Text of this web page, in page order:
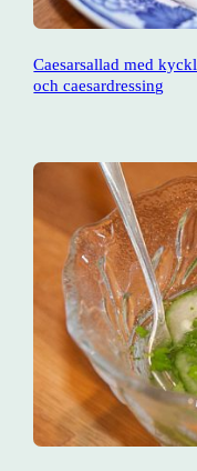
Caesarsallad med
och caesardressing